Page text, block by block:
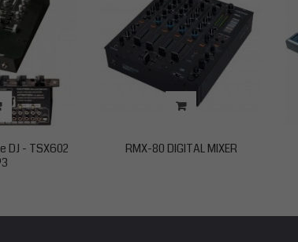
DJ - TSX602
RMX-80 DIGITAL MIXER